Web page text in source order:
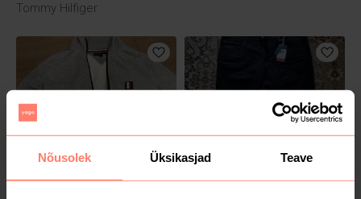
Nõusolek Üksikasjad Teave
Tommy Hilfiger